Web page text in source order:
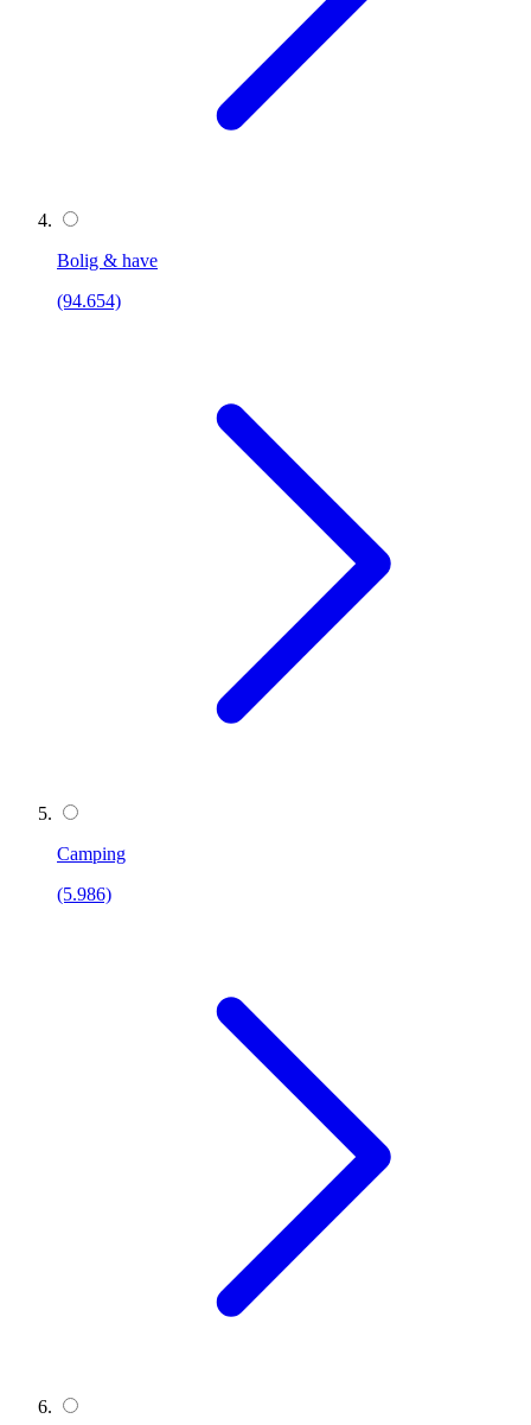
Bolig & have
(94.654)
Camping
(5.986)